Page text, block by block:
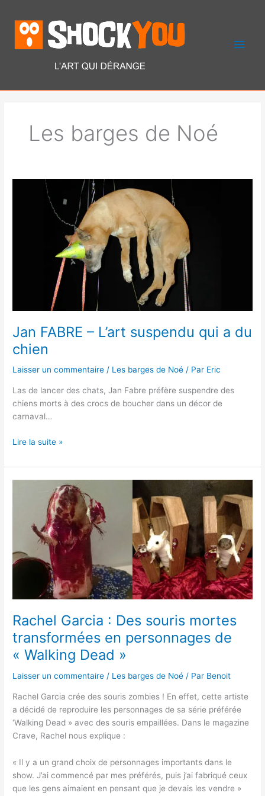
contenu
Les barges de Noé
Jan FABRE – L’art suspendu qui a du
chien
Laisser un commentaire / Les barges de Noé / Par Eric
Las de lancer des chats, Jan Fabre préfère suspendre des
chiens morts à des crocs de boucher dans un décor de
carnaval…
Lire la suite »
Rachel Garcia : Des souris mortes
transformées en personnages de
« Walking Dead »
Laisser un commentaire / Les barges de Noé / Par Benoit
Rachel Garcia crée des souris zombies ! En effet, cette artiste
a décidé de reproduire les personnages de sa série préférée
‘Walking Dead » avec des souris empaillées. Dans le magazine
Crave, Rachel nous explique :
« Il y a un grand choix de personnages importants dans le
show. J’ai commencé par mes préférés, puis j’ai fabriqué ceux
que les gens aimaient en pensant que je devais les vendre »
mortes
transformées
personnages
de
« Walking
Dead »